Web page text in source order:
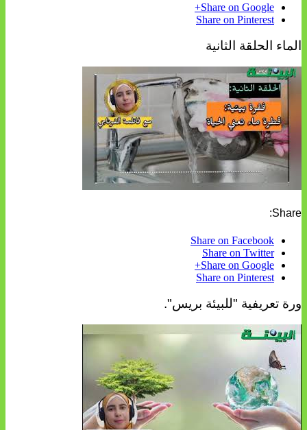
Share on Google+
Share on Pinterest
الماء الحلقة الثانية
Share:
Share on Facebook
Share on Twitter
Share on Google+
Share on Pinterest
ورة تعريفية "للبيئة بريس".